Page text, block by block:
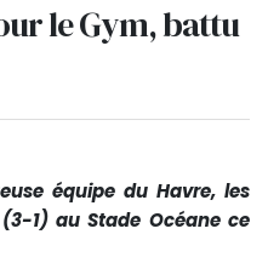
le Gym, battu
équipe du Havre, les
1) au Stade Océane ce